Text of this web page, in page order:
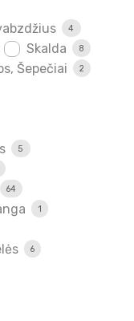
4
Skalda 8
Šepečiai 2
5
64
1
6